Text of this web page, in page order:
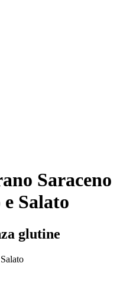
Saraceno
Salato
glutine